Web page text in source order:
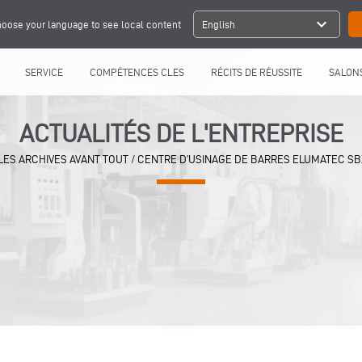
your language to see local content English expand_more
SERVICE COMPÉTENCES CLES RÉCITS DE RÉUSSITE
ACTUALITÉS DE L'ENTREPRISE
ARCHIVES AVANT TOUT/ CENTRE D’USINAGE DE BARRES ELUMATEC